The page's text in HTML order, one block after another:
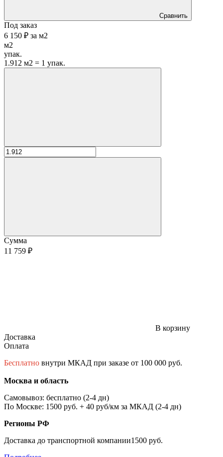
Сравнить
Под заказ
6 150 ₽ за м2
м2
упак.
1.912 м2 = 1 упак.
Сумма
11 759 ₽
В корзину
Доставка
Оплата
Бесплатно внутри МКАД при заказе от 100 000 руб.
Москва и область
Самовывоз: бесплатно (2-4 дн)
По Москве: 1500 руб. + 40 руб/км за МКАД (2-4 дн)
Регионы РФ
Доставка до транспортной компании1500 руб.